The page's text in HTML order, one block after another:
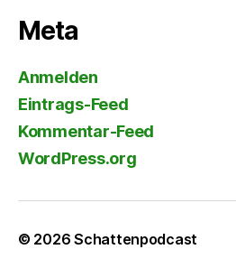
Meta
Anmelden
Eintrags-Feed
Kommentar-Feed
WordPress.org
© 2026Schattenpodcast